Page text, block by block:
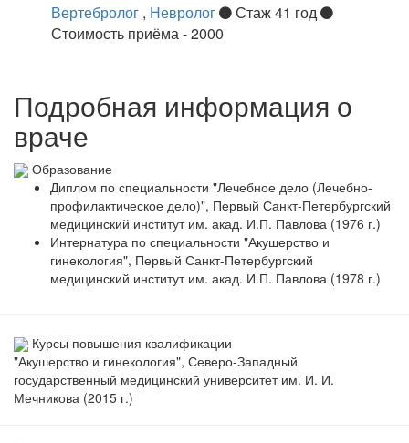
Вертебролог , Невролог
Стаж 41 год
Стоимость приёма - 2000
Подробная информация о
враче
Образование
Диплом по специальности "Лечебное дело (Лечебно-
профилактическое дело)", Первый Санкт-Петербургский
медицинский институт им. акад. И.П. Павлова (1976 г.)
Интернатура по специальности "Акушерство и
гинекология", Первый Санкт-Петербургский
медицинский институт им. акад. И.П. Павлова (1978 г.)
Курсы повышения квалификации
"Акушерство и гинекология", Северо-Западный
государственный медицинский университет им. И. И.
Мечникова (2015 г.)